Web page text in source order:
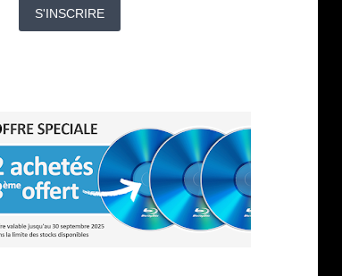
S'INSCRIRE